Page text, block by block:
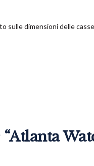
sulle dimensioni delle